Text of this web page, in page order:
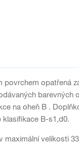
opatřená
na oheň B .
klasifikace B-s1,d0.
velikosti